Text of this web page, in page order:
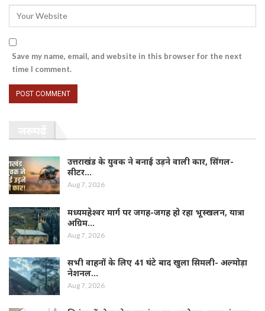
Save my name, email, and website in this browser for the next
time I comment.
उत्तराखंड के युवक ने बनाई उड़ने वाली कार, सिंगल-
सीटर…
Aug 7, 2026
मध्यमहेश्वर मार्ग पर जगह-जगह हो रहा भूस्खलन, यात्रा
अग्रिम…
Aug 7, 2026
सभी वाहनों के लिए 41 घंटे बाद खुला सिमली- अल्मोड़ा
नेशनल…
Aug 7, 2026